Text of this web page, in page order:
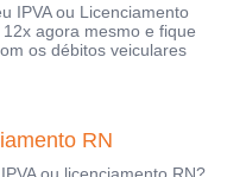
IPVA ou Licenciamento
agora mesmo e fique
os débitos veiculares
RN
ou licenciamento RN?